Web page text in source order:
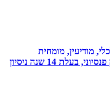
מומחית
להתנהלות כלכלית ויעוץ פנסיוני, בעלת 14 שנה ניסיון